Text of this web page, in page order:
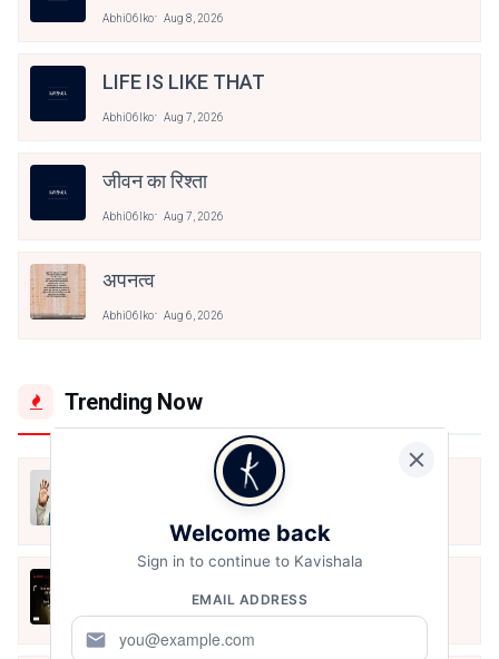
Abhi06lko Aug 8, 2026
LIFE IS LIKE THAT
Abhi06lko Aug 7, 2026
जीवन का रिश्ता
Abhi06lko Aug 7, 2026
अपनत्व
Abhi06lko Aug 6, 2026
Trending Now
मैं शून्य पे सवार हूँ
Stay Safe | TVF's Aspirants
May 8, 2021
Welcome back
Sign in to continue to Kavishala
EMAIL ADDRESS
mail